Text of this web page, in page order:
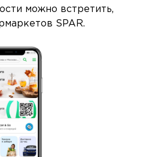
можно встретить,
SPAR.